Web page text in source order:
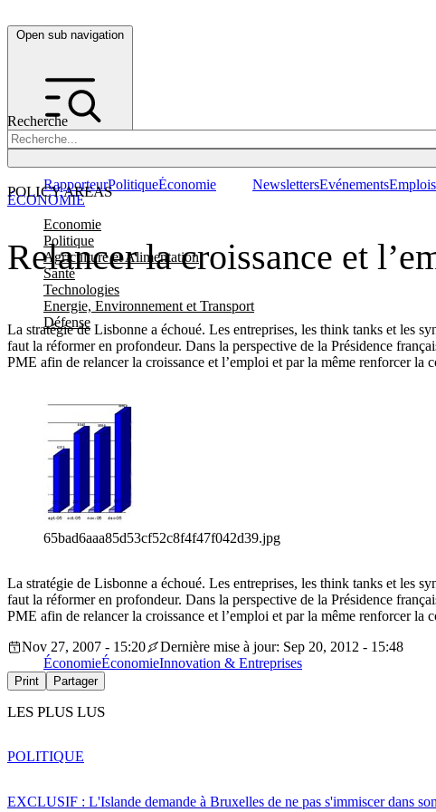
Open sub navigation
Recherche
POLICY AREAS
Economie
Politique
Agriculture et Alimentation
Santé
Technologies
Energie, Environnement et Transport
Défense
RapporteurPolitiqueÉconomie NewslettersEvénementsEmplois
Relancer la croissance et
La stratégie de Lisbonne a échoué. Les entreprises, les think tanks et les
faut la réformer en profondeur. Dans la perspective de la Présidence
PME afin de relancer la croissance et l’emploi et par la même renforcer la
ÉCONOMIE
65bad6aaa85d53cf52c8f4f47f042d39.jpg
La stratégie de Lisbonne a échoué. Les entreprises, les think tanks et les
faut la réformer en profondeur. Dans la perspective de la Présidence
PME afin de relancer la croissance et l’emploi et par la même renforcer la
Nov 27, 2007 - 15:20
Dernière mise à jour: Sep 20, 2012 - 15:48
ÉconomieÉconomieInnovation & Entreprises
Print Partager
LES PLUS LUS
EXCLUSIF : L'Islande demande à Bruxelles de ne pas s'immiscer dans
POLITIQUE